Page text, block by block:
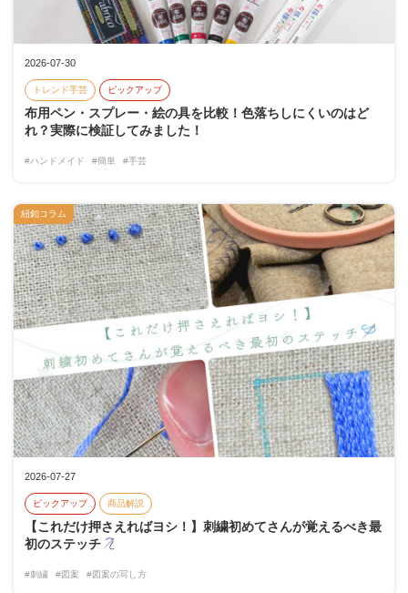
2026-07-30
トレンド手芸 ピックアップ
布用ペン・スプレー・絵の具を比較！色落ちしにくいのはど
れ？実際に検証してみました！
#ハンドメイド #簡単 #手芸
2026-07-27
ピックアップ 商品解説
【これだけ押さえればヨシ！】刺繍初めてさんが覚えるべき最
初のステッチ
#刺繍 #図案 #図案の写し方
紐釦コラム